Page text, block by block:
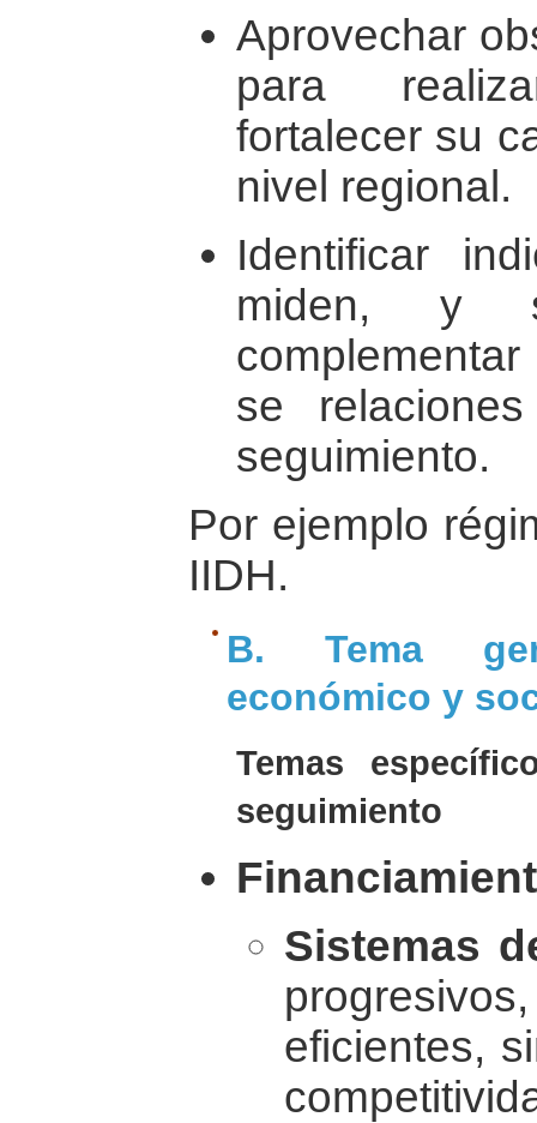
Aprovechar
para
fortalecer su
nivel regional.
Identificar
miden, y
se
seguimiento.
Por ejemplo
IIDH.
B. Tema
económico y
Temas
seguimiento
Sistemas
eficientes,